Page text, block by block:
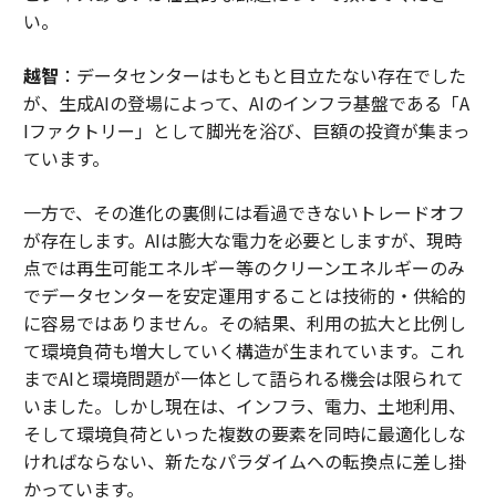
い。
越智 ：データセンターはもともと目立たない存在でした
が、生成AIの登場によって、AIのインフラ基盤である「A
Iファクトリー」として脚光を浴び、巨額の投資が集まっ
ています。
一方で、その進化の裏側には看過できないトレードオフ
が存在します。AIは膨大な電力を必要としますが、現時
点では再生可能エネルギー等のクリーンエネルギーのみ
でデータセンターを安定運用することは技術的・供給的
に容易ではありません。その結果、利用の拡大と比例し
て環境負荷も増大していく構造が生まれています。これ
までAIと環境問題が一体として語られる機会は限られて
いました。しかし現在は、インフラ、電力、土地利用、
そして環境負荷といった複数の要素を同時に最適化しな
ければならない、新たなパラダイムへの転換点に差し掛
かっています。